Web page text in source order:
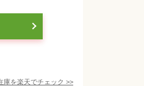
庫を楽天でチェック >>